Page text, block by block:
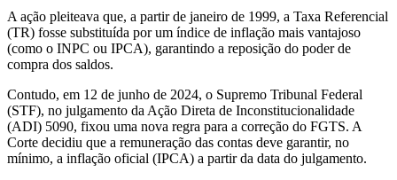
A ação pleiteava que, a partir de janeiro de 1999, a Taxa Referencial
(TR) fosse substituída por um índice de inflação mais vantajoso
(como o INPC ou IPCA), garantindo a reposição do poder de
compra dos saldos.
Contudo, em 12 de junho de 2024, o Supremo Tribunal Federal
(STF), no julgamento da Ação Direta de Inconstitucionalidade
(ADI) 5090, fixou uma nova regra para a correção do FGTS. A
Corte decidiu que a remuneração das contas deve garantir, no
mínimo, a inflação oficial (IPCA) a partir da data do julgamento.